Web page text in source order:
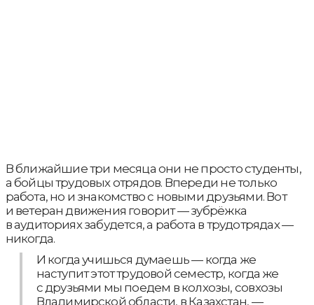
В ближайшие три месяца они не просто студенты,
а бойцы трудовых отрядов. Впереди не только
работа, но и знакомство с новыми друзьями. Вот
и ветеран движения говорит — зубрёжка
в аудиториях забудется, а работа в трудотрядах —
никогда.
И когда учишься думаешь — когда же
наступит этот трудовой семестр, когда же
с друзьями мы поедем в колхозы, совхозы
Владимирской области, в Казахстан, —